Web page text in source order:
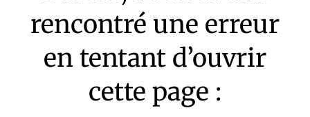
rencontré une erreur
en tentant d’ouvrir
cette page :